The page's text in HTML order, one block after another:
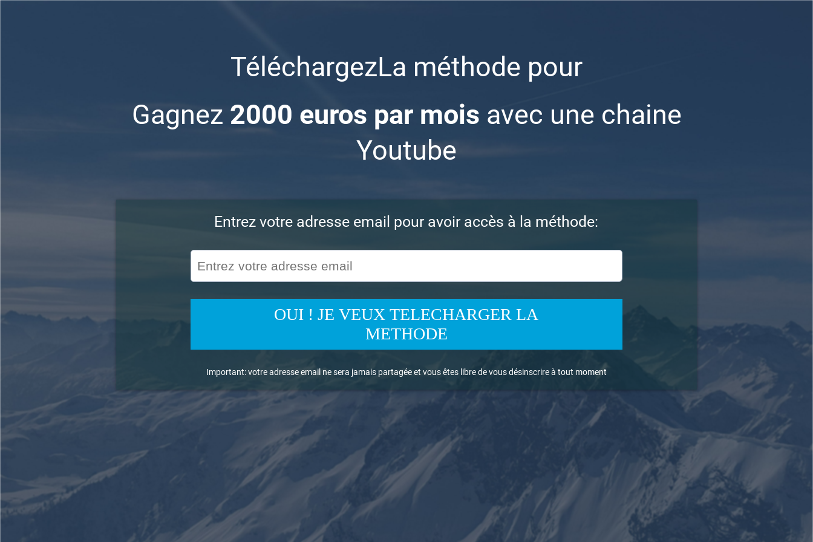
TéléchargezLa méthode pour
Gagnez 2000 euros par mois avec une chaine
Youtube
Entrez votre adresse email pour avoir accès à la méthode:
OUI ! JE VEUX TELECHARGER LA
METHODE
Important: votre adresse email ne sera jamais partagée et vous êtes libre de vous désinscrire à tout moment